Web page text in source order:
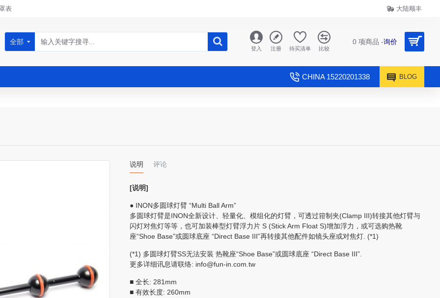
表 大陆顺丰
全部
登入 注册 待买清单 比较
0 项商品 -询价
CHINA 15220201338 BLOG
说明 评论
[说明]
● INON多圆球灯臂 “Multi Ball Arm”
多圆球灯臂是INON全新设计、轻量化、模组化的灯臂，可透过箝制夹(Clamp III)转接其他灯臂与
闪灯对焦灯等等，也可加装棒型灯臂浮力片 S (Stick Arm Float S)增加浮力，或可选购热靴
座“Shoe Base”或圆球底座 “Direct Base III”再转接其他配件如镜头座或对焦灯. (*1)
(*1) 多圆球灯臂SS无法安装 热靴座“Shoe Base”或圆球底座 “Direct Base III”.
更多详细讯息请联络: info@fun-in.com.tw
■ 全长: 281mm
■ 有效长度: 260mm